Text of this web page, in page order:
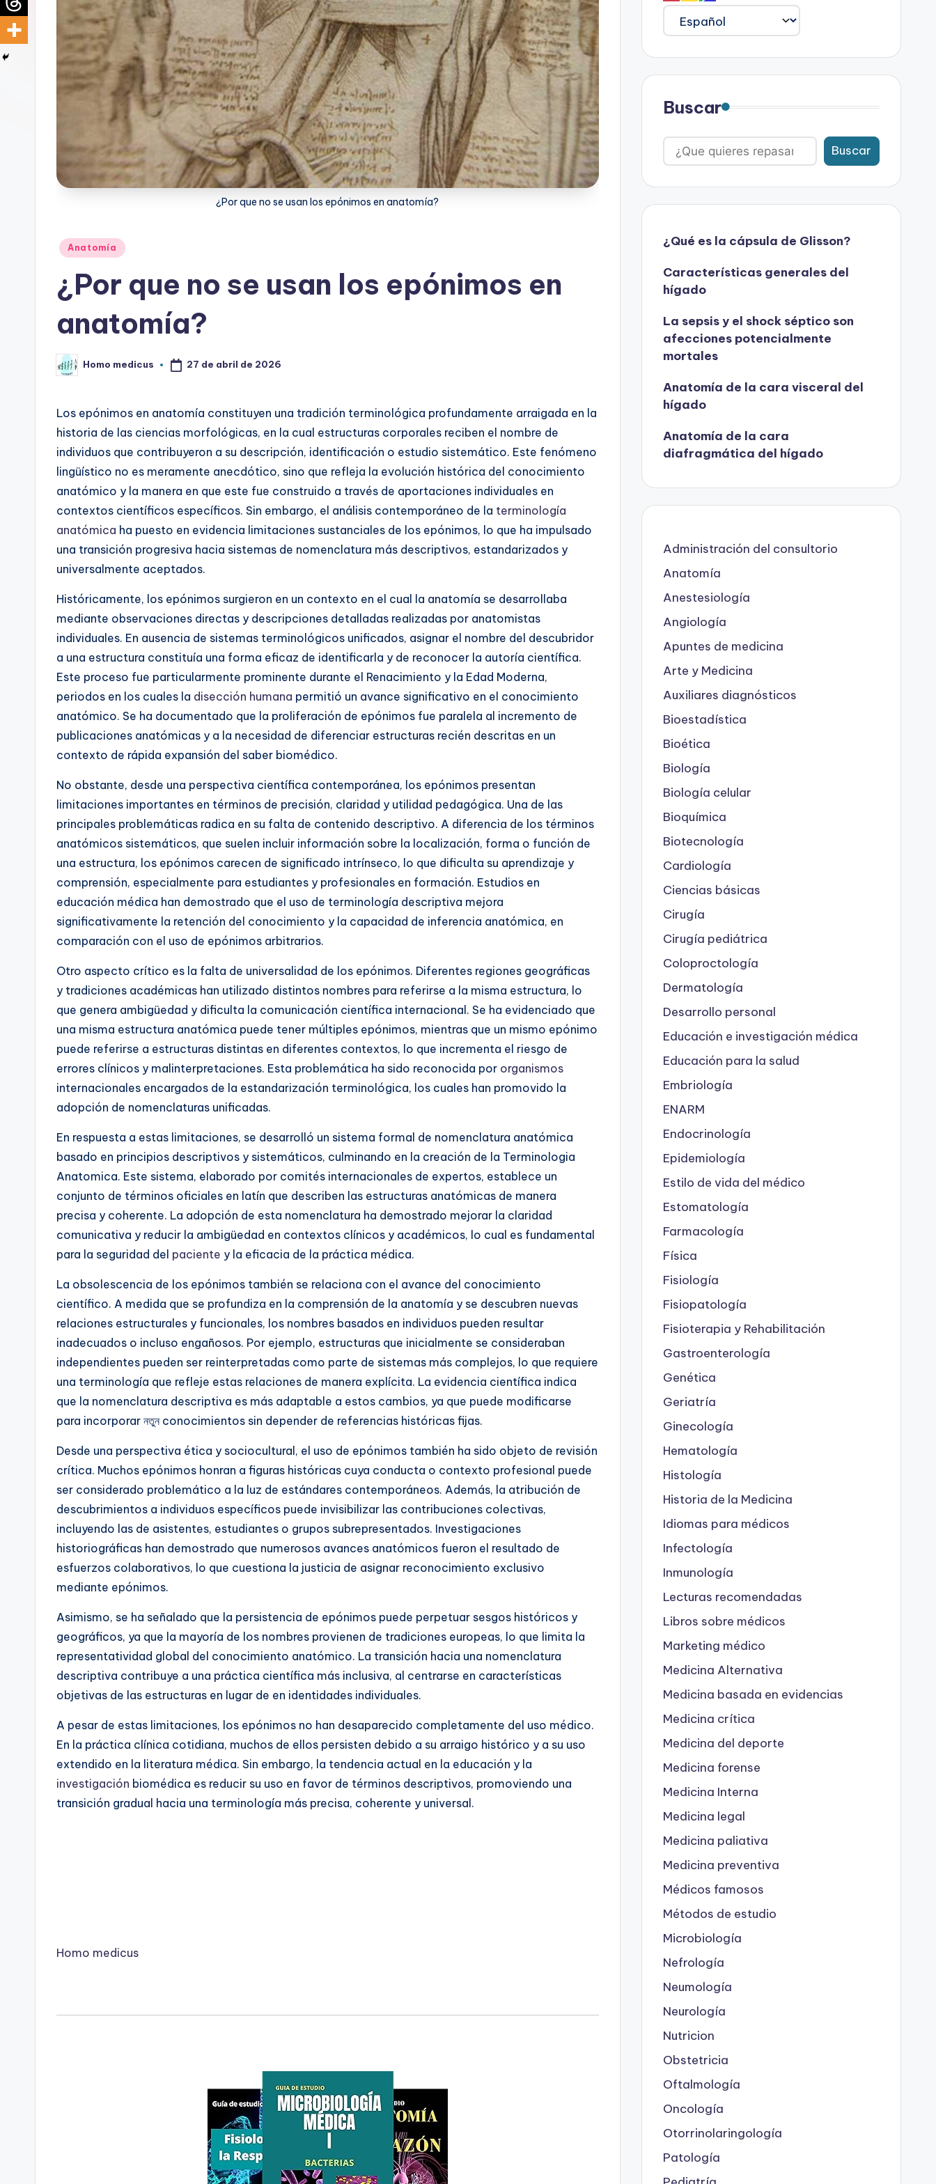
¿Por que no se usan los epónimos en anatomía?
Publicado
Anatomía
¿Por que no se usan los epónimos en
anatomía?
Publicado
por
Homo medicus 27 de abril de 2026
Los epónimos en anatomía constituyen una tradición terminológica profundamente arraigada en la
historia de las ciencias morfológicas, en la cual estructuras corporales reciben el nombre de
individuos que contribuyeron a su descripción, identificación o estudio sistemático. Este fenómeno
lingüístico no es meramente anecdótico, sino que refleja la evolución histórica del conocimiento
anatómico y la manera en que este fue construido a través de aportaciones individuales en
contextos científicos específicos. Sin embargo, el análisis contemporáneo de la terminología
anatómica ha puesto en evidencia limitaciones sustanciales de los epónimos, lo que ha impulsado
una transición progresiva hacia sistemas de nomenclatura más descriptivos, estandarizados y
universalmente aceptados.
Históricamente, los epónimos surgieron en un contexto en el cual la anatomía se desarrollaba
mediante observaciones directas y descripciones detalladas realizadas por anatomistas
individuales. En ausencia de sistemas terminológicos unificados, asignar el nombre del descubridor
a una estructura constituía una forma eficaz de identificarla y de reconocer la autoría científica.
Este proceso fue particularmente prominente durante el Renacimiento y la Edad Moderna,
periodos en los cuales la disección humana permitió un avance significativo en el conocimiento
anatómico. Se ha documentado que la proliferación de epónimos fue paralela al incremento de
publicaciones anatómicas y a la necesidad de diferenciar estructuras recién descritas en un
contexto de rápida expansión del saber biomédico.
No obstante, desde una perspectiva científica contemporánea, los epónimos presentan
limitaciones importantes en términos de precisión, claridad y utilidad pedagógica. Una de las
principales problemáticas radica en su falta de contenido descriptivo. A diferencia de los términos
anatómicos sistemáticos, que suelen incluir información sobre la localización, forma o función de
una estructura, los epónimos carecen de significado intrínseco, lo que dificulta su aprendizaje y
comprensión, especialmente para estudiantes y profesionales en formación. Estudios en
educación médica han demostrado que el uso de terminología descriptiva mejora
significativamente la retención del conocimiento y la capacidad de inferencia anatómica, en
comparación con el uso de epónimos arbitrarios.
Otro aspecto crítico es la falta de universalidad de los epónimos. Diferentes regiones geográficas
y tradiciones académicas han utilizado distintos nombres para referirse a la misma estructura, lo
que genera ambigüedad y dificulta la comunicación científica internacional. Se ha evidenciado que
una misma estructura anatómica puede tener múltiples epónimos, mientras que un mismo epónimo
puede referirse a estructuras distintas en diferentes contextos, lo que incrementa el riesgo de
errores clínicos y malinterpretaciones. Esta problemática ha sido reconocida por organismos
internacionales encargados de la estandarización terminológica, los cuales han promovido la
adopción de nomenclaturas unificadas.
En respuesta a estas limitaciones, se desarrolló un sistema formal de nomenclatura anatómica
basado en principios descriptivos y sistemáticos, culminando en la creación de la Terminologia
Anatomica. Este sistema, elaborado por comités internacionales de expertos, establece un
conjunto de términos oficiales en latín que describen las estructuras anatómicas de manera
precisa y coherente. La adopción de esta nomenclatura ha demostrado mejorar la claridad
comunicativa y reducir la ambigüedad en contextos clínicos y académicos, lo cual es fundamental
para la seguridad del paciente y la eficacia de la práctica médica.
La obsolescencia de los epónimos también se relaciona con el avance del conocimiento
científico. A medida que se profundiza en la comprensión de la anatomía y se descubren nuevas
relaciones estructurales y funcionales, los nombres basados en individuos pueden resultar
inadecuados o incluso engañosos. Por ejemplo, estructuras que inicialmente se consideraban
independientes pueden ser reinterpretadas como parte de sistemas más complejos, lo que requiere
una terminología que refleje estas relaciones de manera explícita. La evidencia científica indica
que la nomenclatura descriptiva es más adaptable a estos cambios, ya que puede modificarse
para incorporar নতুন conocimientos sin depender de referencias históricas fijas.
Desde una perspectiva ética y sociocultural, el uso de epónimos también ha sido objeto de revisión
crítica. Muchos epónimos honran a figuras históricas cuya conducta o contexto profesional puede
ser considerado problemático a la luz de estándares contemporáneos. Además, la atribución de
descubrimientos a individuos específicos puede invisibilizar las contribuciones colectivas,
incluyendo las de asistentes, estudiantes o grupos subrepresentados. Investigaciones
historiográficas han demostrado que numerosos avances anatómicos fueron el resultado de
esfuerzos colaborativos, lo que cuestiona la justicia de asignar reconocimiento exclusivo
mediante epónimos.
Asimismo, se ha señalado que la persistencia de epónimos puede perpetuar sesgos históricos y
geográficos, ya que la mayoría de los nombres provienen de tradiciones europeas, lo que limita la
representatividad global del conocimiento anatómico. La transición hacia una nomenclatura
descriptiva contribuye a una práctica científica más inclusiva, al centrarse en características
objetivas de las estructuras en lugar de en identidades individuales.
A pesar de estas limitaciones, los epónimos no han desaparecido completamente del uso médico.
En la práctica clínica cotidiana, muchos de ellos persisten debido a su arraigo histórico y a su uso
extendido en la literatura médica. Sin embargo, la tendencia actual en la educación y la
investigación biomédica es reducir su uso en favor de términos descriptivos, promoviendo una
transición gradual hacia una terminología más precisa, coherente y universal.
Homo medicus
Buscar
Buscar
¿Qué es la cápsula de Glisson?
Características generales del
hígado
La sepsis y el shock séptico son
afecciones potencialmente
mortales
Anatomía de la cara visceral del
hígado
Anatomía de la cara
diafragmática del hígado
Administración del consultorio
Anatomía
Anestesiología
Angiología
Apuntes de medicina
Arte y Medicina
Auxiliares diagnósticos
Bioestadística
Bioética
Biología
Biología celular
Bioquímica
Biotecnología
Cardiología
Ciencias básicas
Cirugía
Cirugía pediátrica
Coloproctología
Dermatología
Desarrollo personal
Educación e investigación médica
Educación para la salud
Embriología
ENARM
Endocrinología
Epidemiología
Estilo de vida del médico
Estomatología
Farmacología
Física
Fisiología
Fisiopatología
Fisioterapia y Rehabilitación
Gastroenterología
Genética
Geriatría
Ginecología
Hematología
Histología
Historia de la Medicina
Idiomas para médicos
Infectología
Inmunología
Lecturas recomendadas
Libros sobre médicos
Marketing médico
Medicina Alternativa
Medicina basada en evidencias
Medicina crítica
Medicina del deporte
Medicina forense
Medicina Interna
Medicina legal
Medicina paliativa
Medicina preventiva
Médicos famosos
Métodos de estudio
Microbiología
Nefrología
Neumología
Neurología
Nutricion
Obstetricia
Oftalmología
Oncología
Otorrinolaringología
Patología